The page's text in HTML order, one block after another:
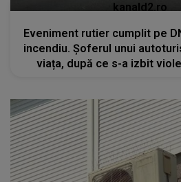
kanald2.ro
Eveniment rutier cumplit pe
incendiu. Șoferul unui
viața, după ce s-a izbit